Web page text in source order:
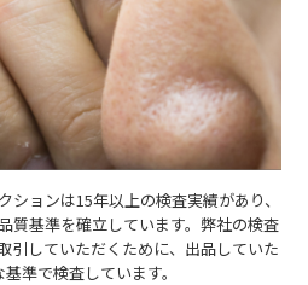
ションは15年以上の検査実績があり、
質基準を確立しています。弊社の検査
引していただくために、出品していた
準で検査しています。